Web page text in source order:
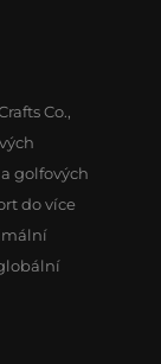
Co.,
golfových
do více